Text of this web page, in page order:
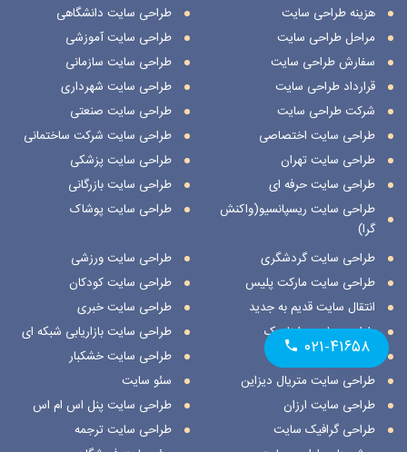
هزینه طراحی سایت
مراحل طراحی سایت
سفارش طراحی سایت
قرارداد طراحی سایت
شرکت طراحی سایت
طراحی سایت اختصاصی
طراحی سایت تهران
طراحی سایت حرفه ای
طراحی سایت ریسپانسیو(واکنش
گرا)
طراحی سایت دانشگاهی
طراحی سایت آموزشی
طراحی سایت سازمانی
طراحی سایت شهرداری
طراحی سایت صنعتی
طراحی سایت شرکت ساختمانی
طراحی سایت پزشکی
طراحی سایت بازرگانی
طراحی سایت پوشاک
طراحی سایت گردشگری
طراحی سایت مارکت پلیس
انتقال سایت قدیم به جدید
طراحی سایت داینامیک
طراحی سایت استاتیک
طراحی سایت متریال دیزاین
طراحی سایت ارزان
طراحی گرافیک سایت
طراحی سایت ورزشی
طراحی سایت کودکان
طراحی سایت خبری
طراحی سایت بازاریابی شبکه ای
طراحی سایت خشکبار
سئو سایت
طراحی سایت پنل اس ام اس
طراحی سایت ترجمه
۰۲۱-۴۱۶۵۸